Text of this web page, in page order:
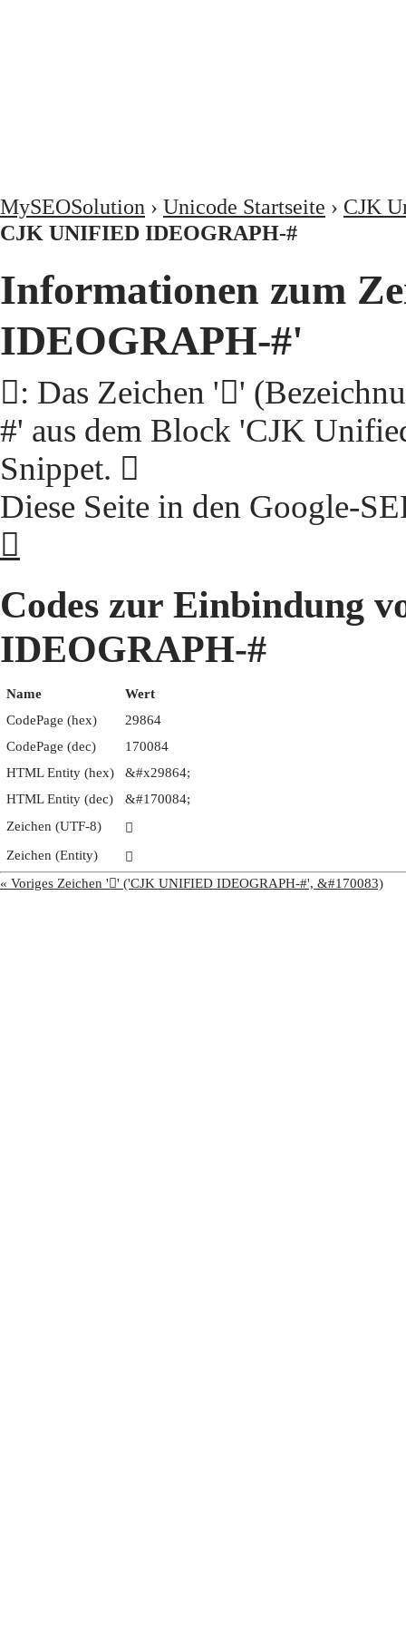
MySEOSolution › Unicode Startseite › CJK
CJK UNIFIED IDEOGRAPH-#
Informationen zum
IDEOGRAPH-#'
𩡤: Das Zeichen '𩡤'
#' aus dem Block 'CJK
Snippet. 𩡤
Diese Seite in den Google-
𩡤
Codes zur Einbindung
IDEOGRAPH-#
Name
Wert
CodePage (hex)
29864
CodePage (dec)
170084
HTML Entity (hex)
&#x29864;
HTML Entity (dec)
&#170084;
Zeichen (UTF-8)
𩡤
Zeichen (Entity)
𩡤
« Voriges Zeichen '𩡣' ('CJK UNIFIED IDEOGRAPH-#', &#170083)